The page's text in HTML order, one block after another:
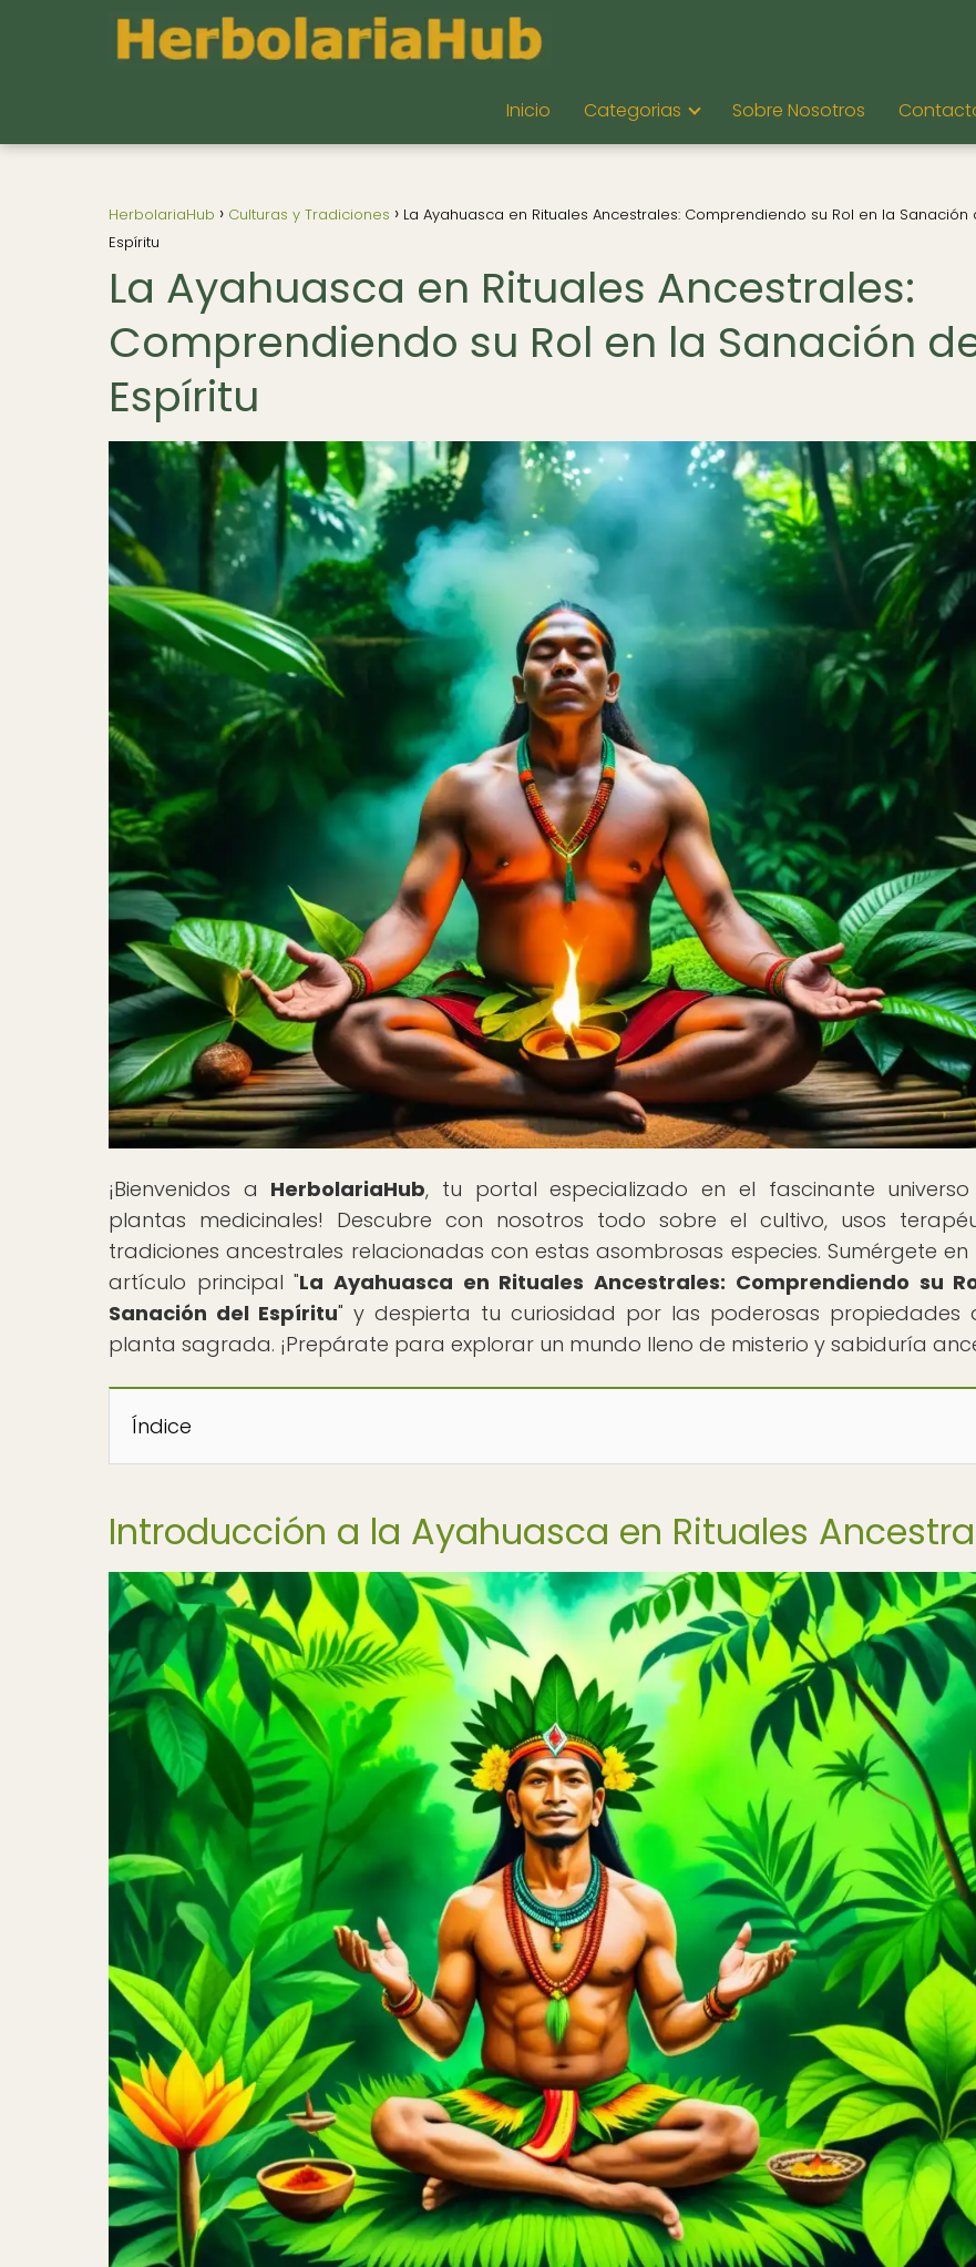
Inicio Categorias Sobre Nosotros
HerbolariaHub Culturas y Tradiciones
La Ayahuasca en Rituales Ancestrales: Comprendiendo su Rol en la Sanación
Espíritu
La Ayahuasca en Rituales Ancestrales:
Comprendiendo su Rol en la Sanación
Espíritu
¡Bienvenidos a HerbolariaHub, tu portal especializado en el fascinante
plantas medicinales! Descubre con nosotros todo sobre el cultivo, usos
tradiciones ancestrales relacionadas con estas asombrosas especies. Sumérgete en
artículo principal "La Ayahuasca en Rituales Ancestrales: Comprendiendo su
Sanación del Espíritu" y despierta tu curiosidad por las poderosas propiedades
planta sagrada. ¡Prepárate para explorar un mundo lleno de misterio y sabiduría
Índice
Introducción a la Ayahuasca en Rituales